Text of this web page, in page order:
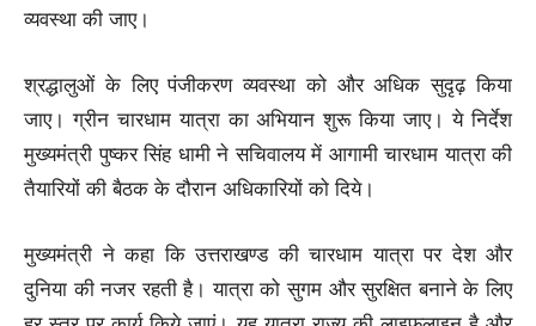
व्यवस्था की जाए।
श्रद्धालुओं के लिए पंजीकरण व्यवस्था को और अधिक सुदृढ़ किया
जाए। ग्रीन चारधाम यात्रा का अभियान शुरू किया जाए। ये निर्देश
मुख्यमंत्री पुष्कर सिंह धामी ने सचिवालय में आगामी चारधाम यात्रा की
तैयारियों की बैठक के दौरान अधिकारियों को दिये।
मुख्यमंत्री ने कहा कि उत्तराखण्ड की चारधाम यात्रा पर देश और
दुनिया की नजर रहती है। यात्रा को सुगम और सुरक्षित बनाने के लिए